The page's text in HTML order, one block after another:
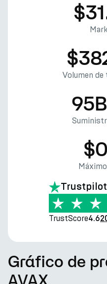
Volumen de
Trustpilot
TrustScore4.6
Gráfico de
AVAX